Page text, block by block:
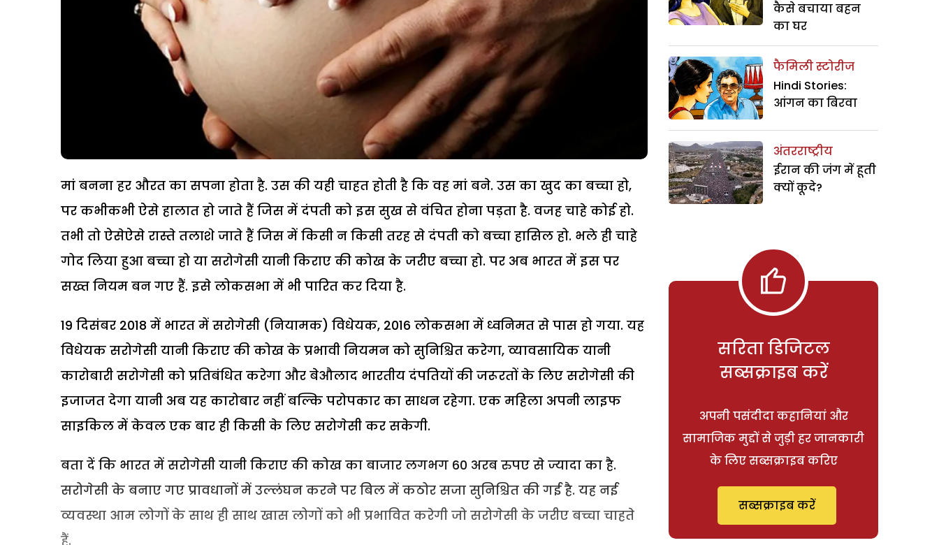
मां बनना हर औरत का सपना होता है. उस की यही चाहत होती है कि वह मां बने. उस का खुद का बच्चा हो,
पर कभीकभी ऐसे हालात हो जाते हैं जिस में दंपती को इस सुख से वंचित होना पड़ता है. वजह चाहे कोई हो.
तभी तो ऐसेऐसे रास्ते तलाशे जाते हैं जिस में किसी न किसी तरह से दंपती को बच्चा हासिल हो. भले ही चाहे
गोद लिया हुआ बच्चा हो या सरोगेसी यानी किराए की कोख के जरीए बच्चा हो. पर अब भारत में इस पर
सख्त नियम बन गए हैं. इसे लोकसभा में भी पारित कर दिया है.
19 दिसंबर 2018 में भारत में सरोगेसी (नियामक) विधेयक, 2016 लोकसभा में ध्वनिमत से पास हो गया. यह
विधेयक सरोगेसी यानी किराए की कोख के प्रभावी नियमन को सुनिश्चित करेगा, व्यावसायिक यानी
कारोबारी सरोगेसी को प्रतिबंधित करेगा और बेऔलाद भारतीय दंपतियों की जरूरतों के लिए सरोगेसी की
इजाजत देगा यानी अब यह कारोबार नहीं बल्कि परोपकार का साधन रहेगा. एक महिला अपनी लाइफ
साइकिल में केवल एक बार ही किसी के लिए सरोगेसी कर सकेगी.
बता दें कि भारत में सरोगेसी यानी किराए की कोख का बाजार लगभग 60 अरब रुपए से ज्यादा का है.
सरोगेसी के बनाए गए प्रावधानों में उल्लंघन करने पर बिल में कठोर सजा सुनिश्चित की गई है. यह नई
व्यवस्था आम लोगों के साथ ही साथ खास लोगों को भी प्रभावित करेगी जो सरोगेसी के जरीए बच्चा चाहते
हैं.
कैसे बचाया बहन
का घर
फैमिली स्टोरीज
Hindi Stories:
आंगन का बिरवा
अंतरराष्ट्रीय
ईरान की जंग में हूती
क्यों कूदे?
सरिता डिजिटल
सब्सक्राइब करें
अपनी पसंदीदा कहानियां और
सामाजिक मुद्दों से जुड़ी हर जानकारी
के लिए सब्सक्राइब करिए
सब्सक्राइब करें